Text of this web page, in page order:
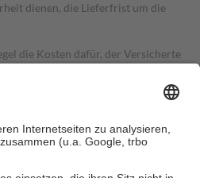
dienen, die Lieferfrist um die
die Kosten dafür, der Versicherte
tatsächlichen Kosten der Leistung